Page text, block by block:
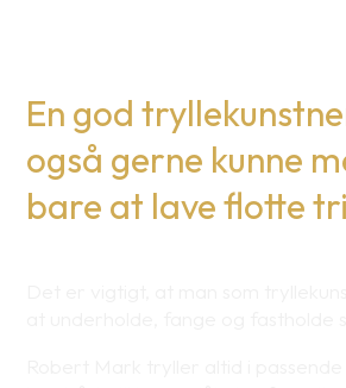
En god
også gerne kunne
bare at lave flotte